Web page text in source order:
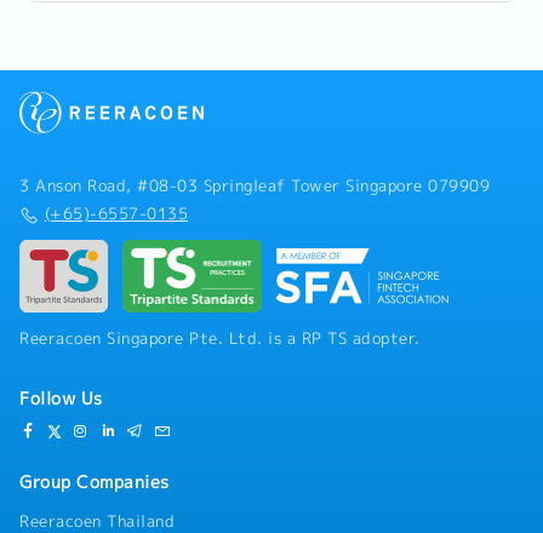
3 Anson Road, #08-03 Springleaf Tower Singapore 079909
(+65)-6557-0135
Reeracoen Singapore Pte. Ltd. is a RP TS adopter.
Follow Us
Group Companies
Reeracoen Thailand